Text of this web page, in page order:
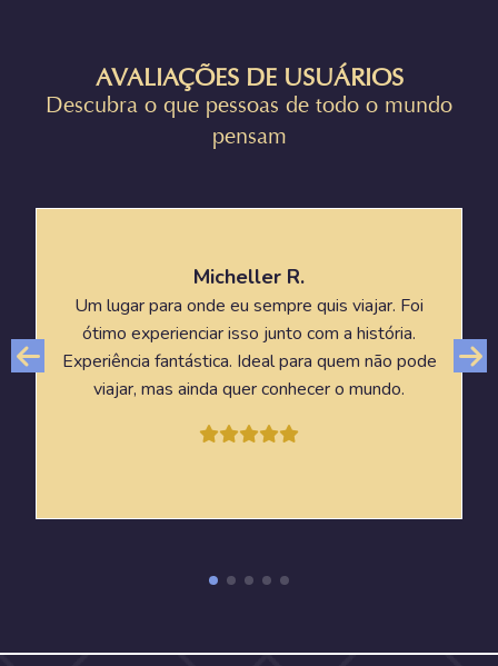
AVALIAÇÕES DE USUÁRIOS
Descubra o que pessoas de todo o mundo
pensam
Micheller R.
Um lugar para onde eu sempre quis viajar. Foi
ótimo experienciar isso junto com a história.
Experiência fantástica. Ideal para quem não pode
viajar, mas ainda quer conhecer o mundo.